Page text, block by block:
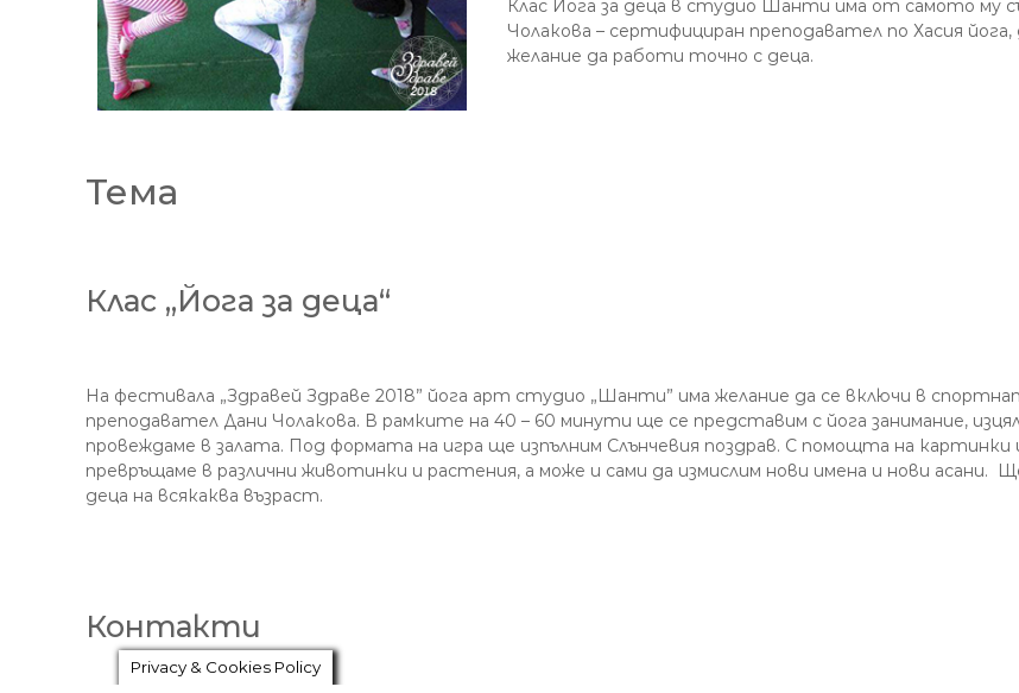
Клас Йога за деца в студио Шанти има от самото му
Чолакова – сертифициран преподавател по Хасия
желание да работи точно с деца.
Тема
Клас „Йога за деца“
На фестивала „Здравей Здраве 2018” йога арт студио „Шанти” има желание да се включи в
преподавател Дани Чолакова. В рамките на 40 – 60 минути ще се представим с йога занимание,
провеждаме в залата. Под формата на игра ще изпълним Слънчевия поздрав. С помощта на картинки
превръщаме в различни животинки и растения, а може и сами да измислим нови имена и нови асани.
деца на всякаква възраст.
Контакти
Privacy & Cookies Policy